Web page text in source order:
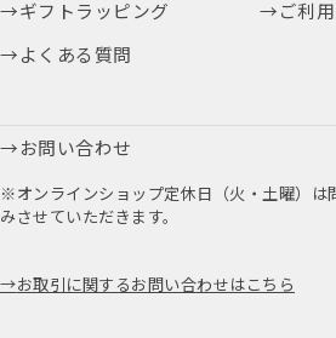
ギフトラッピング
ご利
よくある質問
お問い合わせ
※オンラインショップ定休日（火・土曜）は
みさせていただきます。
お取引に関するお問い合わせはこちら